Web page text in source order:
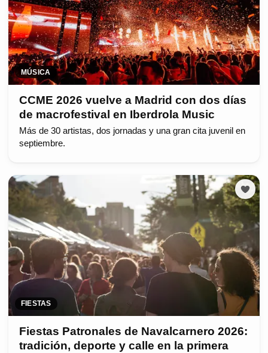
MÚSICA
CCME 2026 vuelve a Madrid con dos días
de macrofestival en Iberdrola Music
Más de 30 artistas, dos jornadas y una gran cita juvenil en
septiembre.
FIESTAS
Fiestas Patronales de Navalcarnero 2026:
tradición, deporte y calle en la primera